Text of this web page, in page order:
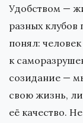
Удобством —
разных клубов
понял:
к
созидание —
свою жизнь,
её качество.